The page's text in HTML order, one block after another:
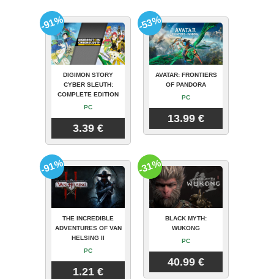
DIGIMON STORY
CYBER SLEUTH:
COMPLETE EDITION
PC
3.39 €
-91%
AVATAR: FRONTIERS
OF PANDORA
PC
13.99 €
-53%
THE INCREDIBLE
ADVENTURES OF VAN
HELSING II
PC
1.21 €
-91%
BLACK MYTH:
WUKONG
PC
40.99 €
-31%